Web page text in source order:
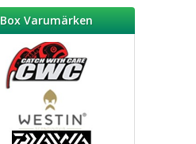
Box Varumärken